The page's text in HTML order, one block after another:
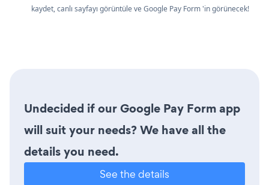
kaydet, canlı sayfayı görüntüle ve Google Pay Form 'in görünecek!
Undecided if our Google Pay Form app
will suit your needs? We have all the
details you need.
See the details